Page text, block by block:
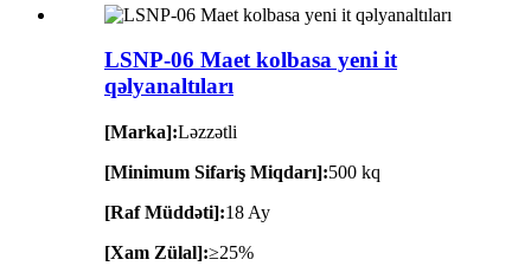
LSNP-06 Maet kolbasa yeni it
qəlyanaltıları
[Marka]:Ləzzətli
[Minimum Sifariş Miqdarı]:500 kq
[Raf Müddəti]:18 Ay
[Xam Zülal]:≥25%